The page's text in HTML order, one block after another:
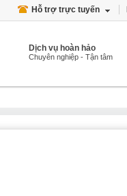
Hỗ trợ trực tuyến
Dịch vụ hoàn hảo
Chuyên nghiệp - Tận tâm